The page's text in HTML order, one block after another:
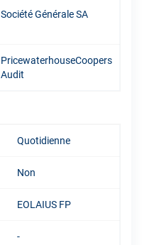
Société Générale SA
PricewaterhouseCoopers
Audit
Quotidienne
Non
EOLAIUS FP
-